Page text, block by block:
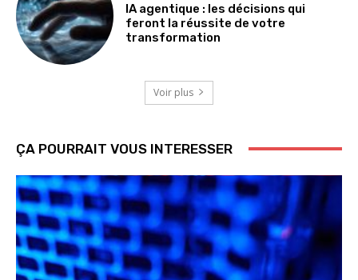
IA agentique : les décisions qui
feront la réussite de votre
transformation
Voir plus
ÇA POURRAIT VOUS INTERESSER